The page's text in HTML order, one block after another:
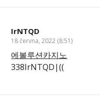
IrNTQD
18 června, 2022 (8:51)
에볼루션카지노
338IrNTQD|((